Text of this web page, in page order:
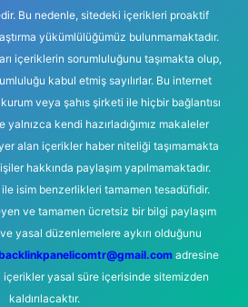
Bu nedenle, sitedeki içerikleri proaktif
yükümlülüğümüz bulunmamaktadır.
içeriklerin sorumluluğunu taşımakta olup,
kabul etmiş sayılırlar. Bu internet
veya şahıs şirketi ile hiçbir bağlantısı
yalnızca kendi hazırladığımız makaleler
alan içerikler haber niteliği taşımamakta
hakkında paylaşım yapılmamaktadır.
isim benzerlikleri tamamen tesadüfidir.
ve tamamen ücretsiz bir bilgi paylaşım
yasal düzenlemelere aykırı olduğunu
adresine
yasal süre içerisinde sitemizden
kaldırılacaktır.